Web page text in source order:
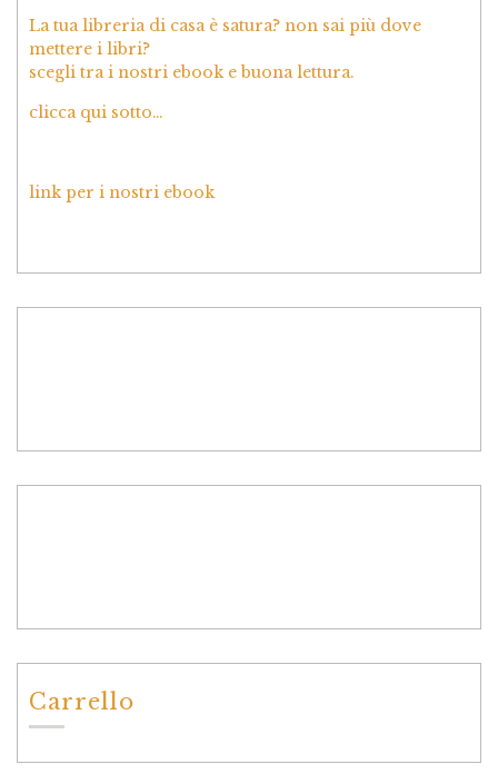
La tua libreria di casa è satura? non sai più dove
mettere i libri?
scegli tra i nostri ebook e buona lettura.
clicca qui sotto…
link per i nostri ebook
Carrello